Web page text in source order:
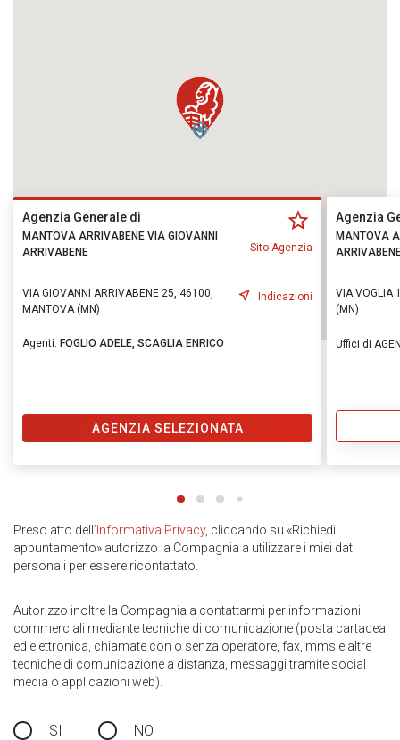
Agenzia Generale di
MANTOVA ARRIVABENE VIA GIOVANNI
ARRIVABENE
Sito Agenzia
VIA GIOVANNI ARRIVABENE 25, 46100,
MANTOVA (MN)
Indicazioni
Agenti: FOGLIO ADELE, SCAGLIA ENRICO
AGENZIA SELEZIONATA
Agenzia
MANTOVA
VIA VOGLIA
(MN)
Uffici di
Preso atto dell ’Informativa Privacy, cliccando su «Richiedi
appuntamento» autorizzo la Compagnia a utilizzare i miei dati
personali per essere ricontattato.
Autorizzo inoltre la Compagnia a contattarmi per informazioni
commerciali mediante tecniche di comunicazione (posta cartacea
ed elettronica, chiamate con o senza operatore, fax, mms e altre
tecniche di comunicazione a distanza, messaggi tramite social
media o applicazioni web).
SI NO